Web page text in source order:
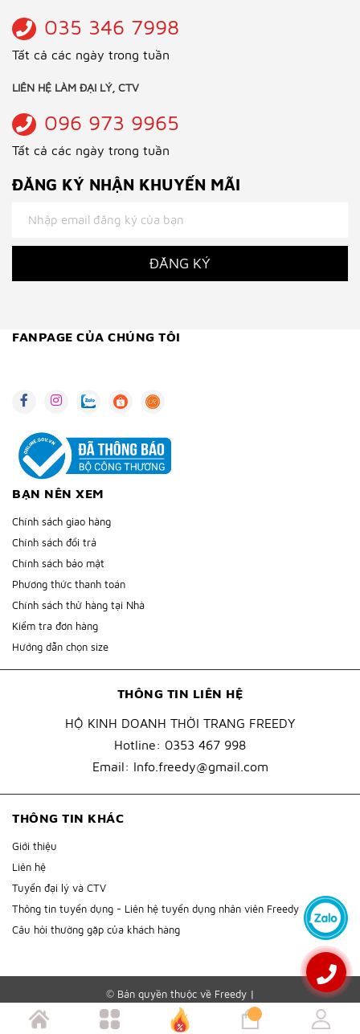
035 346 7998
Tất cả các ngày trong tuần
LIÊN HỆ LÀM ĐẠI LÝ, CTV
096 973 9965
Tất cả các ngày trong tuần
ĐĂNG KÝ NHẬN KHUYẾN MÃI
ĐĂNG KÝ
THÔNG TIN LIÊN HỆ
HỘ KINH DOANH THỜI TRANG FREEDY
Hotline: 0353 467 998
Email: Info.freedy@gmail.com
BẠN NÊN XEM
Chính sách giao hàng
Chính sách đổi trả
Chính sách bảo mật
Phương thức thanh toán
Chính sách thử hàng tại Nhà
Kiểm tra đơn hàng
Hướng dẫn chọn size
THÔNG TIN KHÁC
Giới thiệu
Liên hệ
Tuyển đại lý và CTV
Thông tin tuyển dụng - Liên hệ tuyển dụng nhân viên Freedy
Câu hỏi thường gặp của khách hàng
FANPAGE CỦA CHÚNG TÔI
© Bản quyền thuộc về Freedy |
Cung cấp bởi